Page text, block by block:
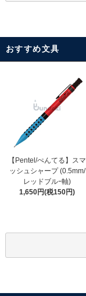
おすすめ文具
【Pentel/ぺんてる】スマ
ッシュシャープ (0.5mm/
レッドブルｰ軸)
1,650円(税150円)